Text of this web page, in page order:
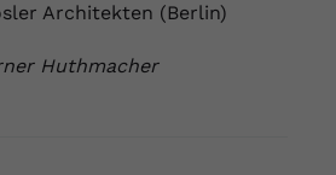
Architekten (Berlin)
Huthmacher